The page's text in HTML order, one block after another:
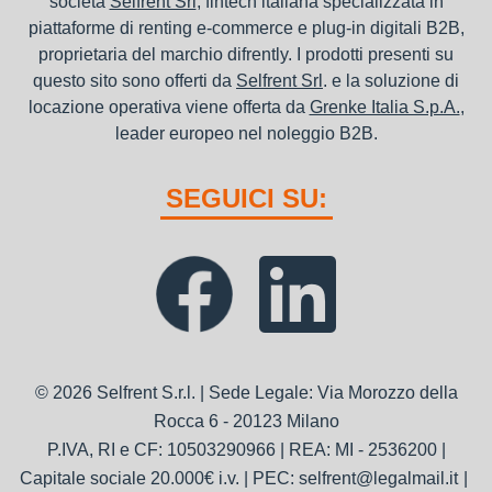
piattaforme di renting e-commerce e plug-in digitali B2B,
proprietaria del marchio difrently. I prodotti presenti su
questo sito sono offerti da Selfrent Srl . e la soluzione di
locazione operativa viene offerta da Grenke Italia S.p.A.,
leader europeo nel noleggio B2B.
SEGUICI SU:
© 2026 Selfrent S.r.l. | Sede Legale: Via Morozzo della
Rocca 6 - 20123 Milano
P.IVA, RI e CF: 10503290966 | REA: MI - 2536200 |
Capitale sociale 20.000€ i.v. | PEC: selfrent@legalmail.it